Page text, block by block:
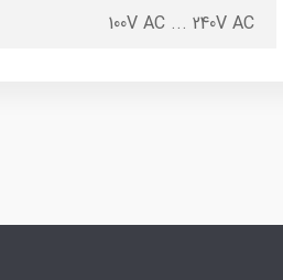
100V AC ... 240V AC